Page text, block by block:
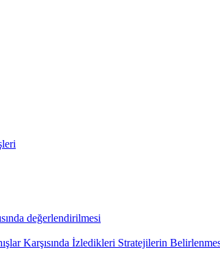
değerlendirilmesi
Karşısında İzledikleri Stratejilerin